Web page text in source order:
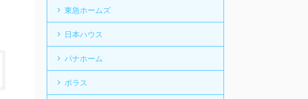
東急ホームズ
日本ハウス
パナホーム
ポラス